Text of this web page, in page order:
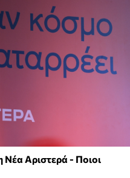
Νέα Αριστερά - Ποιοι